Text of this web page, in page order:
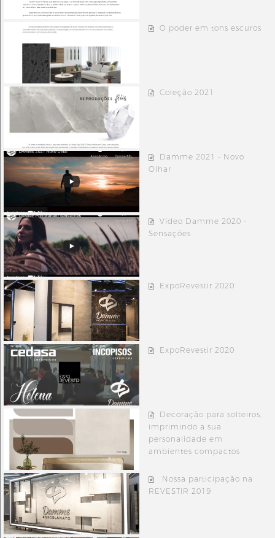
O poder em tons escuros
Coleção 2021
Damme 2021 - Novo
Olhar
Vídeo Damme 2020 -
Sensações
ExpoRevestir 2020
ExpoRevestir 2020
Decoração para solteiros,
imprimindo a sua
personalidade em
ambientes compactos
Nossa participação na
REVESTIR 2019